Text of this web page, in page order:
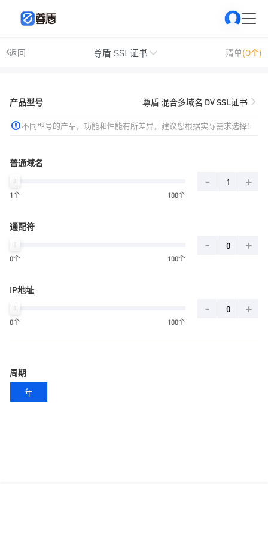
返回 尊盾 SSL证书 清单(0个)
产品型号 尊盾 混合多域名 DV SSL证书
不同型号的产品，功能和性能有所差异，建议您根据实际需求选择！
普通域名
1个 100个
- +
通配符
0个 100个
- +
IP地址
0个 100个
- +
周期
年